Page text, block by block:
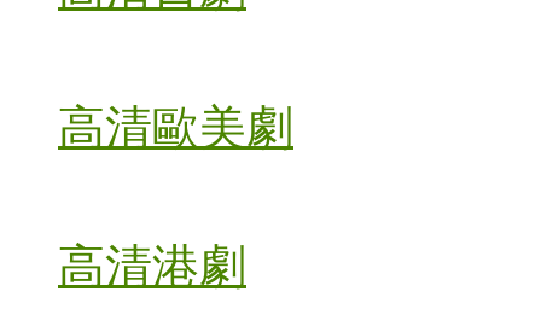
高清歐美劇
高清港劇